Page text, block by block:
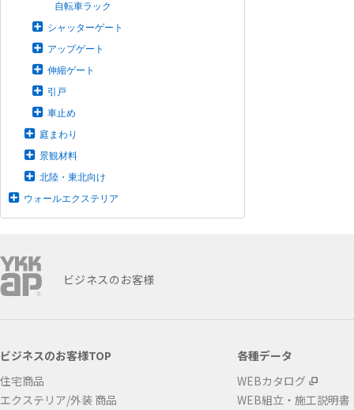
自転車ラック
シャッターゲート
アップゲート
伸縮ゲート
引戸
車止め
庭まわり
景観材料
北陸・東北向け
ウォールエクステリア
ビジネスのお客様
ビジネスのお客様TOP
住宅商品
エクステリア/外装 商品
各種データ
WEBカタログ
WEB組立・施工説明書